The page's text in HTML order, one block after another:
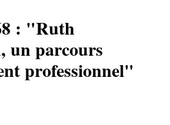
: "Ruth
un parcours
professionnel"